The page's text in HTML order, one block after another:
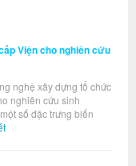
Viện cho nghiên cứu
nghệ xây dựng tổ chức
nghiên cứu sinh
số đặc trưng biến